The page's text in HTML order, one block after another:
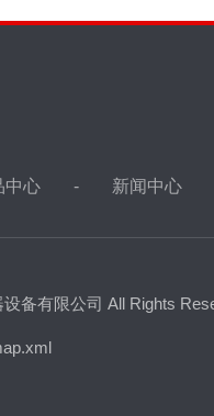
中心 新闻中心
设备有限公司 All Rights